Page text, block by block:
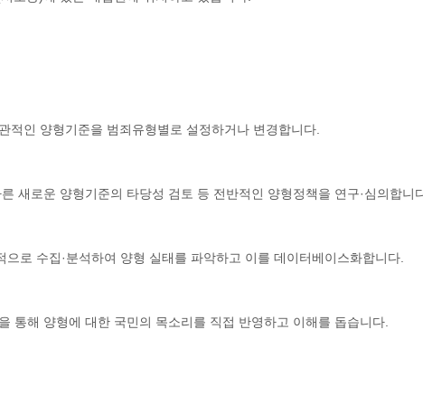
적인 양형기준을 범죄유형별로 설정하거나 변경합니다.
새로운 양형기준의 타당성 검토 등 전반적인 양형정책을 연구·심의합니
로 수집·분석하여 양형 실태를 파악하고 이를 데이터베이스화합니다.
통해 양형에 대한 국민의 목소리를 직접 반영하고 이해를 돕습니다.